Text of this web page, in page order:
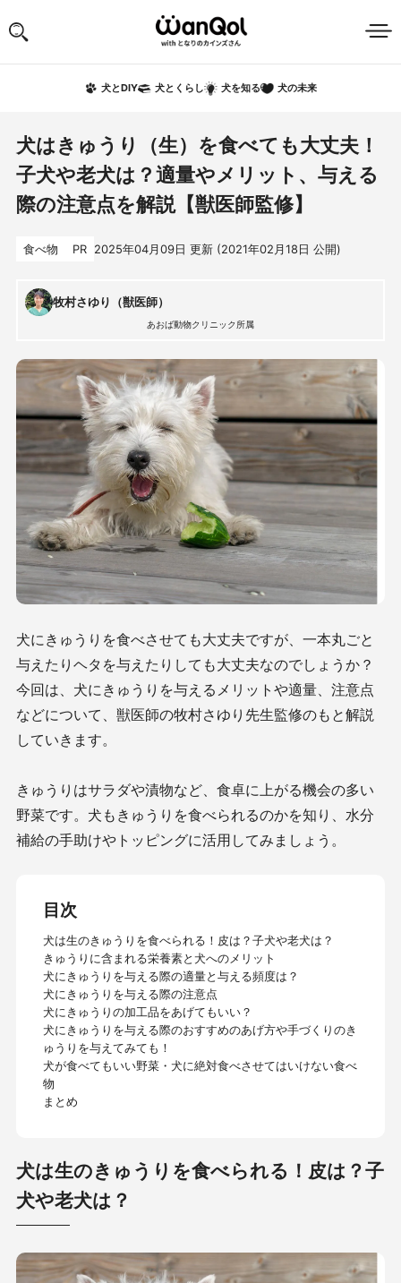
犬とDIY 犬とくらし 犬を知る 犬の未来
犬はきゅうり（生）を食べても大丈夫！
子犬や老犬は？適量やメリット、与える
際の注意点を解説【獣医師監修】
食べ物 PR 2025年04月09日 更新 (2021年02月18日 公開)
牧村さゆり（獣医師）
あおば動物クリニック所属
犬にきゅうりを食べさせても大丈夫ですが、一本丸ごと
与えたりヘタを与えたりしても大丈夫なのでしょうか？
今回は、犬にきゅうりを与えるメリットや適量、注意点
などについて、獣医師の牧村さゆり先生監修のもと解説
していきます。
きゅうりはサラダや漬物など、食卓に上がる機会の多い
野菜です。犬もきゅうりを食べられるのかを知り、水分
補給の手助けやトッピングに活用してみましょう。
目次
犬は生のきゅうりを食べられる！皮は？子犬や老犬は？
きゅうりに含まれる栄養素と犬へのメリット
犬にきゅうりを与える際の適量と与える頻度は？
犬にきゅうりを与える際の注意点
犬にきゅうりの加工品をあげてもいい？
犬にきゅうりを与える際のおすすめのあげ方や手づくりのき
ゅうりを与えてみても！
犬が食べてもいい野菜・犬に絶対食べさせてはいけない食べ
物
まとめ
犬は生のきゅうりを食べられる！皮は？子
犬や老犬は？